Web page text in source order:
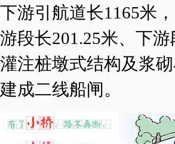
游引航道长1165米
段长201.25米、下
注桩墩式结构及浆
二线船闸。